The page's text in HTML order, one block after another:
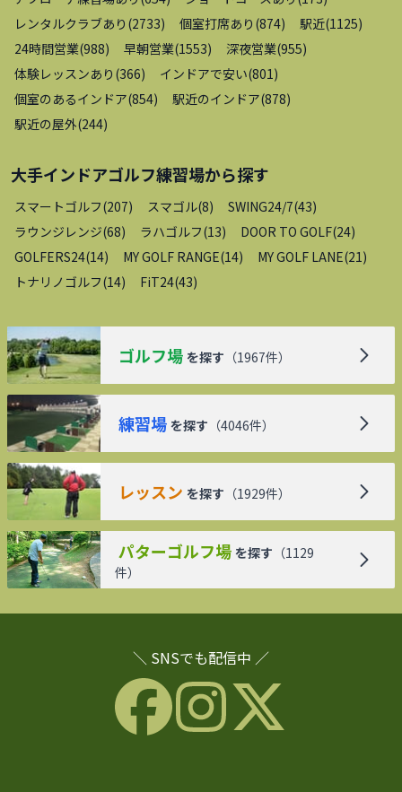
レンタルクラブあり (2733) 個室打席あり (874) 駅近(1125)
24時間営業(988) 早朝営業(1553) 深夜営業(955)
体験レッスンあり (366) インドアで安い(801 )
個室のあるインドア(854) 駅近のインドア(878)
駅近の屋外(244)
大手インドアゴルフ練習場から探す
スマートゴルフ(207) スマゴル(8) SWING24/7(43)
ラウンジレンジ(68) ラハゴルフ(13) DOOR TO GOLF(24)
GOLFERS24(14) MY GOLF RANGE(14) MY GOLF LANE(21 )
トナリノゴルフ(14) FiT24(43)
ゴルフ場 を探す （1967件）
練習場 を探す （4046件）
レッスン を探す （1929件）
パターゴルフ場 を探す （1129
件）
＼ SNSでも配信中 ／